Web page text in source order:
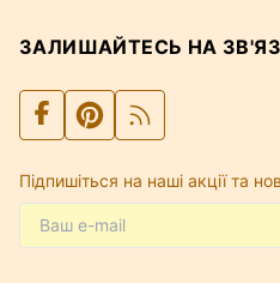
ЗАЛИШАЙТЕСЬ НА
Підпишіться на наші акції та